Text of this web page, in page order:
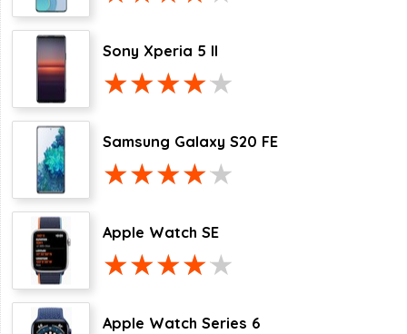
Sony Xperia 5 II
Samsung Galaxy S20 FE
Apple Watch SE
Apple Watch Series 6